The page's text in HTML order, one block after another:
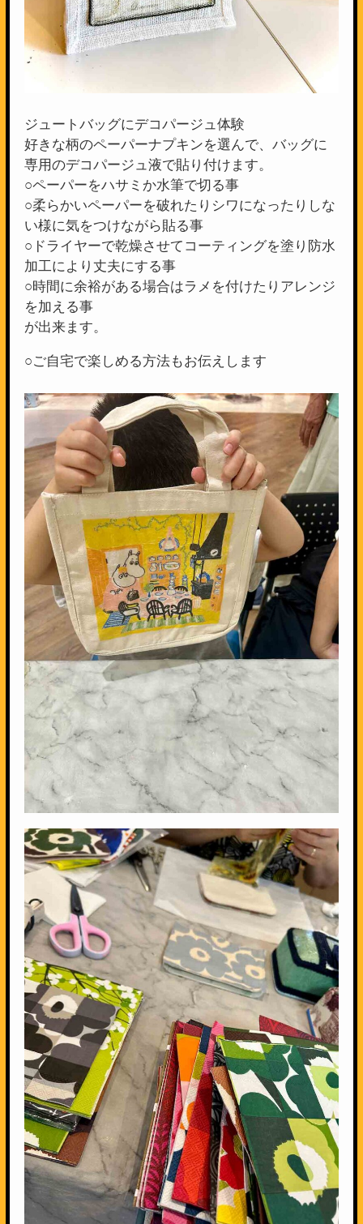
ジュートバッグにデコパージュ体験
好きな柄のペーパーナプキンを選んで、バッグに
専用のデコパージュ液で貼り付けます。
○ペーパーをハサミか水筆で切る事
○柔らかいペーパーを破れたりシワになったりしな
い様に気をつけながら貼る事
○ドライヤーで乾燥させてコーティングを塗り防水
加工により丈夫にする事
○時間に余裕がある場合はラメを付けたりアレンジ
を加える事
が出来ます。
○ご自宅で楽しめる方法もお伝えします